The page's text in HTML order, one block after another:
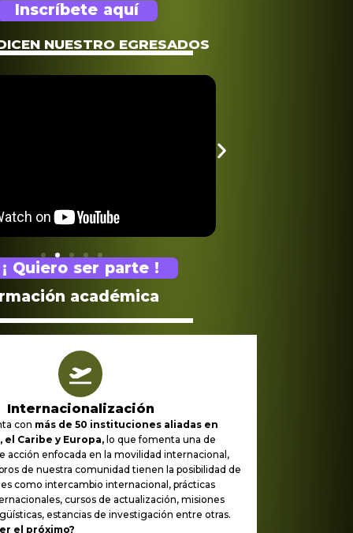
Inscríbete aquí
NUESTRO EGRESADOS
¡ Quiero ser parte !
académica
Internacionalización
con más de 50 instituciones aliadas en
el Caribe y Europa, lo que fomenta una de
acción enfocada en la movilidad internacional,
de nuestra comunidad tienen la posibilidad de
como intercambio internacional, prácticas
cursos de actualización, misiones
estancias de investigación entre otras.
el próximo?